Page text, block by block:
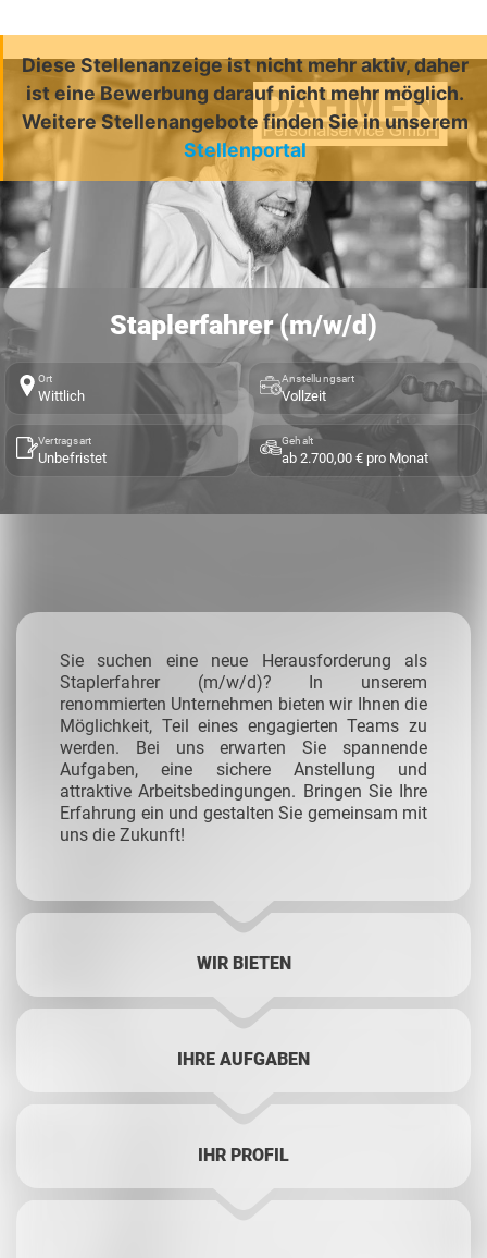
Diese Stellenanzeige ist nicht mehr aktiv, daher
ist eine Bewerbung darauf nicht mehr möglich.
Weitere Stellenangebote finden Sie in unserem
Stellenportal
Staplerfahrer (m/w/d)
Ort
Wittlich
Anstellungsart
Vollzeit
Vertragsart
Unbefristet
Gehalt
ab 2.700,00 € pro Monat
Sie suchen eine neue Herausforderung als
Staplerfahrer (m/w/d)? In unserem
renommierten Unternehmen bieten wir Ihnen die
Möglichkeit, Teil eines engagierten Teams zu
werden. Bei uns erwarten Sie spannende
Aufgaben, eine sichere Anstellung und
attraktive Arbeitsbedingungen. Bringen Sie Ihre
Erfahrung ein und gestalten Sie gemeinsam mit
uns die Zukunft!
WIR BIETEN
IHRE AUFGABEN
IHR PROFIL